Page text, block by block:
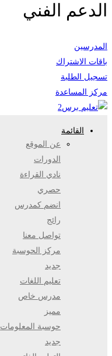
الدعم الفني
المدرسين
باقات الاشتراك
تسجيل الطلبة
مركز المساعدة
القائمة
عن الموقع
الدورات
نادي القراءة
حصري
انضم كمدرس
رائج
تواصل معنا
مركز الحوسبة
جديد
تعليم اللغات
مدرس خاص
مميز
حوسبة المعلومات
جديد